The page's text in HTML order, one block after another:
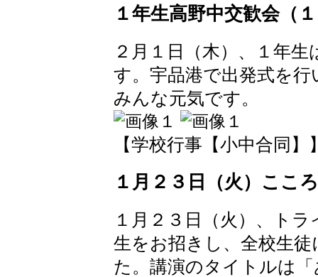
１年生高野中交歓会（
２月１日（木）、１年
す。宇品港で出発式を
みんな元気です。
【学校行事【小中合同】
１月２３日（火）ここ
１月２３日（火）、ト
生をお招きし、全校生
た。講演のタイトルは